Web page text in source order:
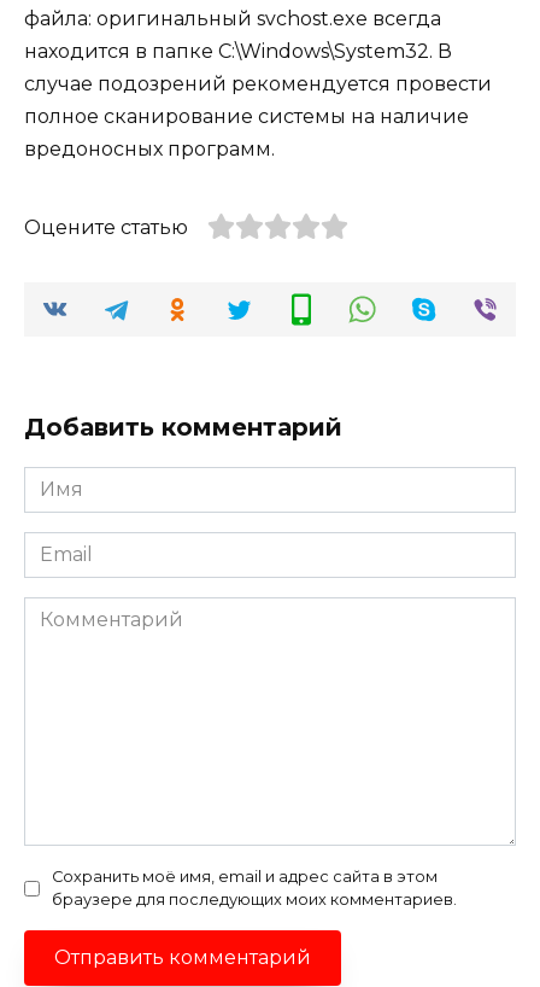
файла: оригинальный svchost.exe всегда
находится в папке C:\Windows\System32. В
случае подозрений рекомендуется провести
полное сканирование системы на наличие
вредоносных программ.
Оцените статью
Добавить комментарий
Имя
*
Email
*
Комментарий
Сохранить моё имя, email и адрес сайта в этом
браузере для последующих моих комментариев.